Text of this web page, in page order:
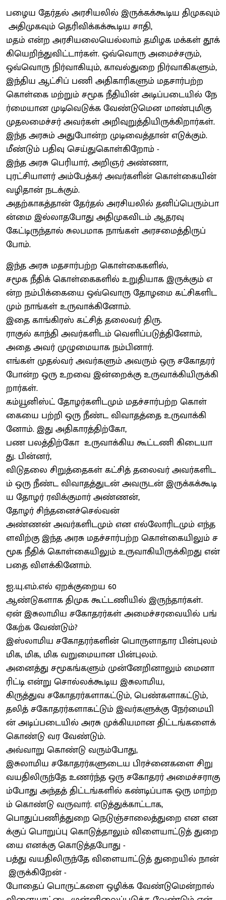
பழைய தேர்தல் அரசியலில் இருக்கக்கூடிய திமுகவும்
அதிமுகவும் தெரிவிக்கக்கூடிய சாதி,
மதம் என்ற அரசியலையெல்லாம் தமிழக மக்கள் தூக்
கியெறிந்துவிட்டார்கள். ஒவ்வொரு அமைச்சரும்,
ஒவ்வொரு நிர்வாகியும், காவல்துறை நிர்வாகிகளும்,
இந்திய ஆட்சிப் பணி அதிகாரிகளும் மதசார்பற்ற
கொள்கை மற்றும் சமூக நீதியின் அடிப்படையில் நே
ர்மையான முடிவெடுக்க வேண்டுமென மாண்புமிகு
முதலமைச்சர் அவர்கள் அறிவுறுத்தியிருக்கிறார்கள்.
இந்த அரசும் அதுபோன்ற முடிவைத்தான் எடுக்கும்.
மீண்டும் பதிவு செய்துகொள்கிறோம் -
இந்த அரசு பெரியார், அறிஞர் அண்ணா,
புரட்சியாளர் அம்பேத்கர் அவர்களின் கொள்கையின்
வழிதான் நடக்கும்.
அதற்காகத்தான் தேர்தல் அரசியலில் தனிப்பெரும்பா
ன்மை இல்லாதபோது அதிமுகவிடம் ஆதரவு
கேட்டிருந்தால் சுலபமாக நாங்கள் அரசமைத்திருப்
போம்.
இந்த அரசு மதசார்பற்ற கொள்கைகளில்,
சமூக நீதிக் கொள்கைகளில் உறுதியாக இருக்கும் எ
ன்ற நம்பிக்கையை ஒவ்வொரு தோழமை கட்சிகளிட
மும் நாங்கள் உருவாக்கினோம்.
இதை காங்கிரஸ் கட்சித் தலைவர் திரு.
ராகுல் காந்தி அவர்களிடம் வெளிப்படுத்தினோம்,
அதை அவர் முழுமையாக நம்பினார்.
எங்கள் முதல்வர் அவர்களும் அவரும் ஒரு சகோதரர்
போன்ற ஒரு உறவை இன்றைக்கு உருவாக்கியிருக்கி
றார்கள்.
கம்யூனிஸ்ட் தோழர்களிடமும் மதச்சார்பற்ற கொள்
கையை பற்றி ஒரு நீண்ட விவாதத்தை உருவாக்கி
னோம். இது அதிகாரத்திற்கோ,
பண பலத்திற்கோ உருவாக்கிய கூட்டணி கிடையா
து. பின்னர்,
விடுதலை சிறுத்தைகள் கட்சித் தலைவர் அவர்களிட
ம் ஒரு நீண்ட விவாதத்துடன் அவருடன் இருக்கக்கூடி
ய தோழர் ரவிக்குமார் அண்ணன்,
தோழர் சிந்தனைச்செல்வன்
அண்ணன் அவர்களிடமும் என எல்லோரிடமும் எந்த
ளவிற்கு இந்த அரசு மதச்சார்பற்ற கொள்கையிலும் ச
மூக நீதிக் கொள்கையிலும் உருவாகியிருக்கிறது என்
பதை விளக்கினோம்.
ஐ.யு.எம்.எல் ஏறக்குறைய 60
ஆண்டுகளாக திமுக கூட்டணியில் இருந்தார்கள்.
ஏன் இசுலாமிய சகோதரர்கள் அமைச்சரவையில் பங்
கேற்க வேண்டும்?
இஸ்லாமிய சகோதரர்களின் பொருளாதார பின்புலம்
மிக, மிக, மிக வறுமையான பின்புலம்.
அனைத்து சமூகங்களும் முன்னேறினாலும் மைனா
ரிட்டி என்று சொல்லக்கூடிய இசுலாமிய,
கிருத்துவ சகோதரர்களாகட்டும், பெண்களாகட்டும்,
தலித் சகோதரர்களாகட்டும் இவர்களுக்கு நேர்மையி
ன் அடிப்படையில் அரசு முக்கியமான திட்டங்களைக்
கொண்டு வர வேண்டும்.
அவ்வாறு கொண்டு வரும்போது,
இசுலாமிய சகோதரர்களுடைய பிரச்னைகளை சிறு
வயதிலிருந்தே உணர்ந்த ஒரு சகோதரர் அமைச்சராகு
ம்போது அந்தத் திட்டங்களில் கண்டிப்பாக ஒரு மாற்ற
ம் கொண்டு வருவார். எடுத்துக்காட்டாக,
பொதுப்பணித்துறை நெடுஞ்சாலைத்துறை என என
க்குப் பொறுப்பு கொடுத்தாலும் விளையாட்டுத் துறை
யை எனக்கு கொடுத்தபோது -
பத்து வயதிலிருந்தே விளையாட்டுத் துறையில் நான்
இருக்கிறேன் -
போதைப் பொருட்களை ஒழிக்க வேண்டுமென்றால்